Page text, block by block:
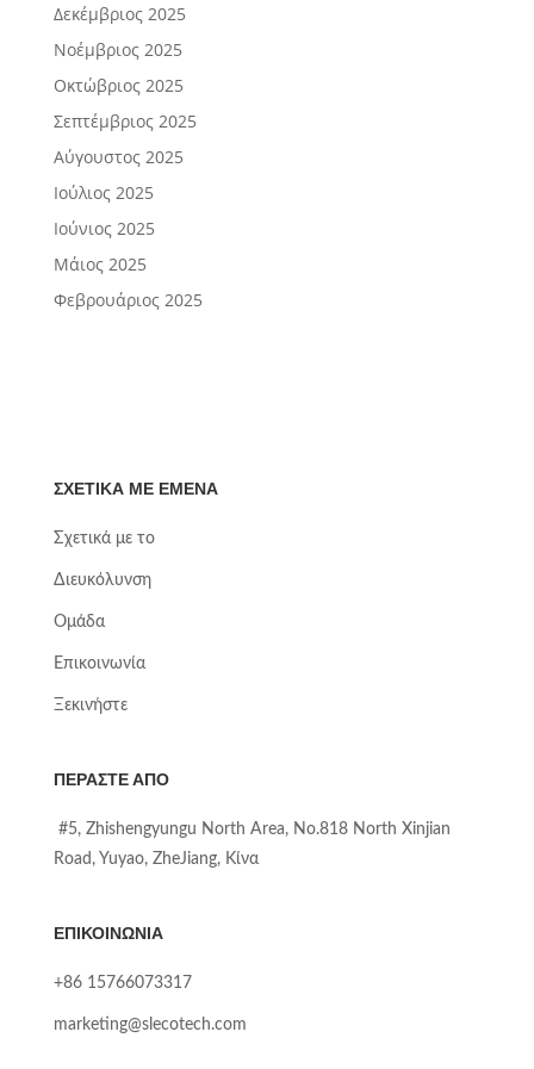
Δεκέμβριος 2025
Νοέμβριος 2025
Οκτώβριος 2025
Σεπτέμβριος 2025
Αύγουστος 2025
Ιούλιος 2025
Ιούνιος 2025
Μάιος 2025
Φεβρουάριος 2025
ΣΧΕΤΙΚΆ ΜΕ ΕΜΈΝΑ
Σχετικά με το
Διευκόλυνση
Ομάδα
Επικοινωνία
Ξεκινήστε
ΠΕΡΆΣΤΕ ΑΠΌ
#5, Zhishengyungu North Area, No.818 North Xinjian
Road, Yuyao, ZheJiang, Κίνα
ΕΠΙΚΟΙΝΩΝΊΑ
+86 15766073317
marketing@slecotech.com